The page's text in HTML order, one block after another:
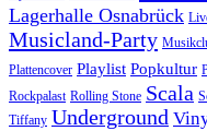
Lagerhalle Osnabrück
Musicland-Party
Plattencover Playlist Popkultur
Rockpalast Rolling Stone Scala
Tiffany Underground